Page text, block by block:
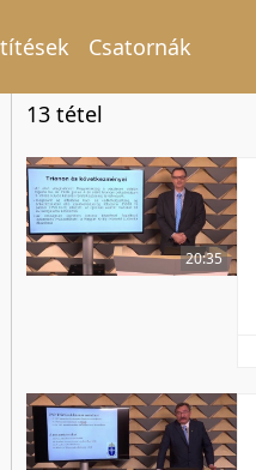
Csatornák
13 tétel
20:35